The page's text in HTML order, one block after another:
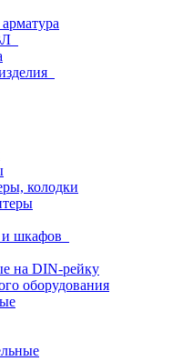
колодки
и шкафов
на DIN-рейку
оборудования